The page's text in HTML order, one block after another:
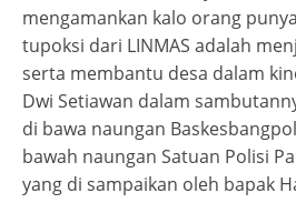
mengamankan kalo orang
tupoksi dari LINMAS adalah
serta membantu desa dalam
Dwi Setiawan dalam
di bawa naungan
bawah naungan Satuan Polisi
yang di sampaikan oleh bapak